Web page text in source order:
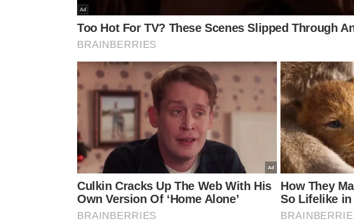
Diversas abordagens testadas atualmente envolvem, por exemplo, o